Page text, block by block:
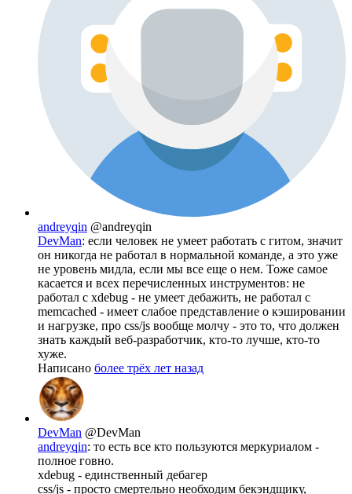
andreyqin @andreyqin
DevMan: если человек не умеет работать с гитом, значит
он никогда не работал в нормальной команде, а это уже
не уровень мидла, если мы все еще о нем. Тоже самое
касается и всех перечисленных инструментов: не
работал с xdebug - не умеет дебажить, не работал с
memcached - имеет слабое представление о кэшировании
и нагрузке, про css/js вообще молчу - это то, что должен
знать каждый веб-разработчик, кто-то лучше, кто-то
хуже.
Написано более трёх лет назад
DevMan @DevMan
andreyqin: то есть все кто пользуются меркуриалом -
полное говно.
xdebug - единственный дебагер
css/js - просто смертельно необходим бекэндщику,